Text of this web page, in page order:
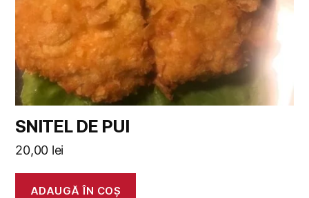
SNITEL DE PUI
20,00 lei
ADAUGĂ ÎN COȘ